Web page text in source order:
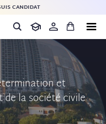
CANDIDAT
et
de la société civile